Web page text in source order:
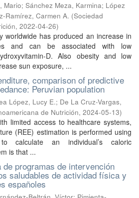
Mario; Sánchez Meza, Karmina; López
Ramírez, Carmen A. (Sociedad
, 2022-04-26)
worldwide has produced an increase in
and can be associated with low
D. Also obesity and low
sun exposure, ...
comparison of predictive
Peruvian population
López, Lucy E.; De La Cruz-Vargas,
de Nutrición, 2024-05-13)
limited access to healthcare systems,
(REE) estimation is performed using
calculate an individual’s caloric
is that ...
programas de intervención
saludables de actividad física y
españoles